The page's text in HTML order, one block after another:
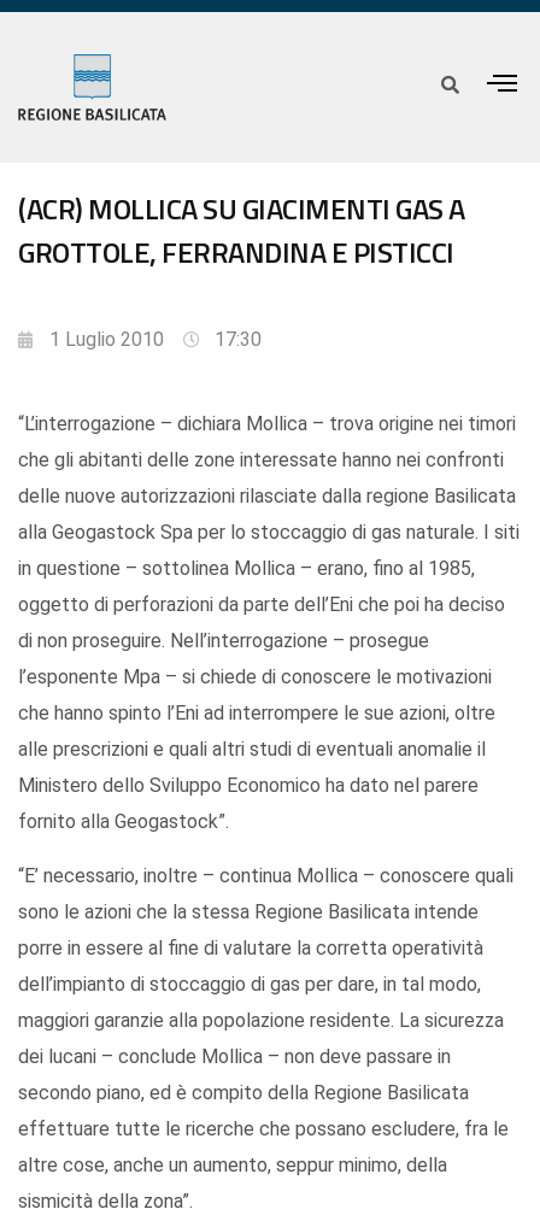
(ACR) MOLLICA SU GIACIMENTI GAS A
GROTTOLE, FERRANDINA E PISTICCI
1 Luglio 2010 17:30
“L’interrogazione – dichiara Mollica – trova origine nei timori
che gli abitanti delle zone interessate hanno nei confronti
delle nuove autorizzazioni rilasciate dalla regione Basilicata
alla Geogastock Spa per lo stoccaggio di gas naturale. I siti
in questione – sottolinea Mollica – erano, fino al 1985,
oggetto di perforazioni da parte dell’Eni che poi ha deciso
di non proseguire. Nell’interrogazione – prosegue
l’esponente Mpa – si chiede di conoscere le motivazioni
che hanno spinto l’Eni ad interrompere le sue azioni, oltre
alle prescrizioni e quali altri studi di eventuali anomalie il
Ministero dello Sviluppo Economico ha dato nel parere
fornito alla Geogastock”.
“E’ necessario, inoltre – continua Mollica – conoscere quali
sono le azioni che la stessa Regione Basilicata intende
porre in essere al fine di valutare la corretta operatività
dell’impianto di stoccaggio di gas per dare, in tal modo,
maggiori garanzie alla popolazione residente. La sicurezza
dei lucani – conclude Mollica – non deve passare in
secondo piano, ed è compito della Regione Basilicata
effettuare tutte le ricerche che possano escludere, fra le
altre cose, anche un aumento, seppur minimo, della
sismicità della zona”.